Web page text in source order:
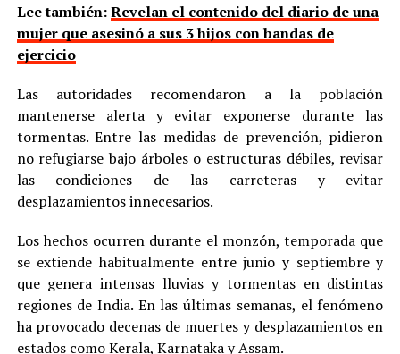
Lee también:Revelan el contenido del diario de una
mujer que asesinó a sus 3 hijos con bandas de
ejercicio
Las autoridades recomendaron a la población
mantenerse alerta y evitar exponerse durante las
tormentas. Entre las medidas de prevención, pidieron
no refugiarse bajo árboles o estructuras débiles, revisar
las condiciones de las carreteras y evitar
desplazamientos innecesarios.
Los hechos ocurren durante el monzón, temporada que
se extiende habitualmente entre junio y septiembre y
que genera intensas lluvias y tormentas en distintas
regiones de India. En las últimas semanas, el fenómeno
ha provocado decenas de muertes y desplazamientos en
estados como Kerala, Karnataka y Assam.